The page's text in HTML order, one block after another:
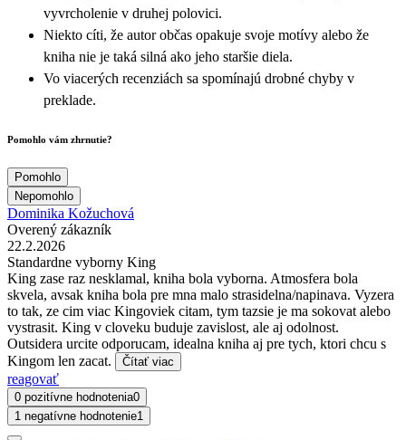
vyvrcholenie v druhej polovici.
Niekto cíti, že autor občas opakuje svoje motívy alebo že
kniha nie je taká silná ako jeho staršie diela.
Vo viacerých recenziách sa spomínajú drobné chyby v
preklade.
Pomohlo vám zhrnutie?
Pomohlo
Nepomohlo
Dominika Kožuchová
Overený zákazník
22.2.2026
Standardne vyborny King
King zase raz nesklamal, kniha bola vyborna. Atmosfera bola
skvela, avsak kniha bola pre mna malo strasidelna/napinava. Vyzera
to tak, ze cim viac Kingoviek citam, tym tazsie je ma sokovat alebo
vystrasit. King v cloveku buduje zavislost, ale aj odolnost.
Outsidera urcite odporucam, idealna kniha aj pre tych, ktori chcu s
Kingom len zacat.
Čítať viac
reagovať
0 pozitívne hodnotenia0
1 negatívne hodnotenie1